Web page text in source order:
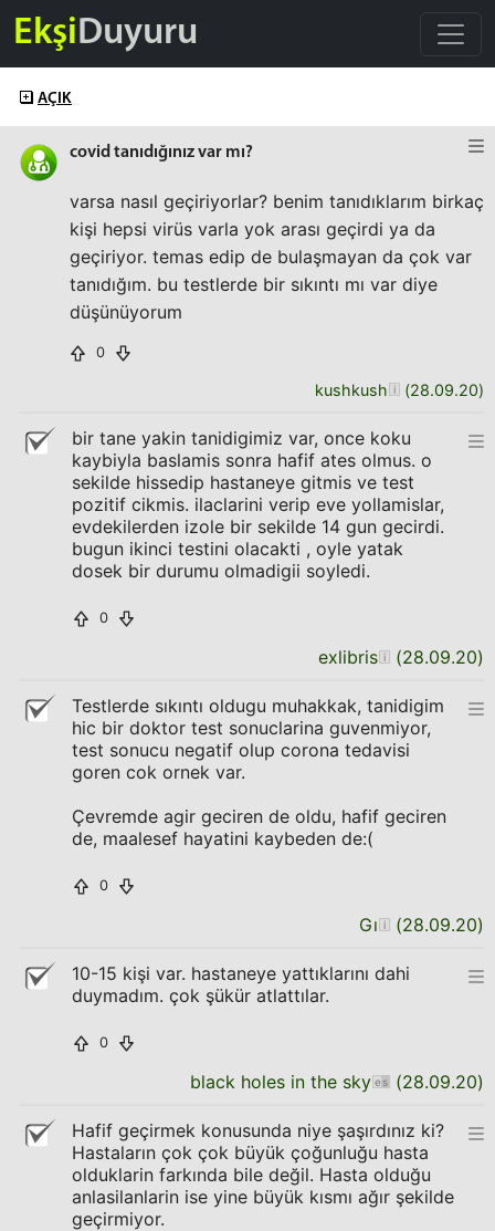
EkşiDuyuru
AÇIK
covid tanıdığınız var mı?
varsa nasıl geçiriyorlar? benim tanıdıklarım birkaç
kişi hepsi virüs varla yok arası geçirdi ya da
geçiriyor. temas edip de bulaşmayan da çok var
tanıdığım. bu testlerde bir sıkıntı mı var diye
düşünüyorum
0
kushkush (28.09.20)
bir tane yakin tanidigimiz var, once koku
kaybiyla baslamis sonra hafif ates olmus. o
sekilde hissedip hastaneye gitmis ve test
pozitif cikmis. ilaclarini verip eve yollamislar,
evdekilerden izole bir sekilde 14 gun gecirdi.
bugun ikinci testini olacakti , oyle yatak
dosek bir durumu olmadigii soyledi.
0
exlibris (28.09.20)
Testlerde sıkıntı oldugu muhakkak, tanidigim
hic bir doktor test sonuclarina guvenmiyor,
test sonucu negatif olup corona tedavisi
goren cok ornek var.
Çevremde agir geciren de oldu, hafif geciren
de, maalesef hayatini kaybeden de:(
0
Gı (28.09.20)
10-15 kişi var. hastaneye yattıklarını dahi
duymadım. çok şükür atlattılar.
0
black holes in the sky (28.09.20)
Hafif geçirmek konusunda niye şaşırdınız ki?
Hastaların çok çok büyük çoğunluğu hasta
olduklarin farkında bile değil. Hasta olduğu
anlasilanlarin ise yine büyük kısmı ağır şekilde
geçirmiyor.